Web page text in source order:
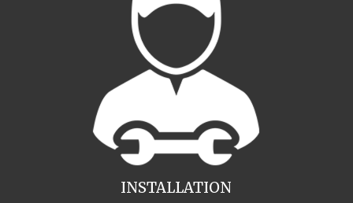
INSTALLATION